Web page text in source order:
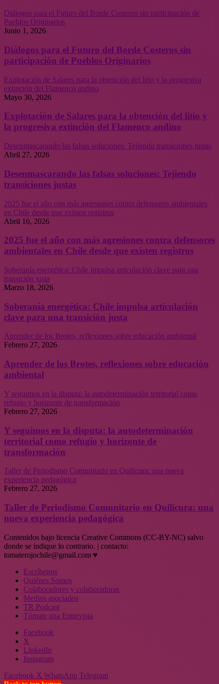
Diálogos para el Futuro del Borde Costeros sin participación de
Pueblos Originarios
Junio 1, 2026
Diálogos para el Futuro del Borde Costeros sin
participación de Pueblos Originarios
Explotación de Salares para la obtención del litio y la progresiva
extinción del Flamenco andino
Mayo 30, 2026
Explotación de Salares para la obtención del litio y
la progresiva extinción del Flamenco andino
Desenmascarando las falsas soluciones: Tejiendo transiciones justas
Abril 27, 2026
Desenmascarando las falsas soluciones: Tejiendo
transiciones justas
2025 fue el año con más agresiones contra defensores ambientales
en Chile desde que existen registros
Abril 16, 2026
2025 fue el año con más agresiones contra defensores
ambientales en Chile desde que existen registros
Soberanía energética: Chile impulsa articulación clave para una
transición justa
Marzo 18, 2026
Soberanía energética: Chile impulsa articulación
clave para una transición justa
Aprender de los Brotes, reflexiones sobre educación ambiental
Febrero 27, 2026
Aprender de los Brotes, reflexiones sobre educación
ambiental
Y seguimos en la disputa: la autodeterminación territorial como
refugio y horizonte de transformación
Febrero 27, 2026
Y seguimos en la disputa: la autodeterminación
territorial como refugio y horizonte de
transformación
Taller de Periodismo Comunitario en Quilicura: una nueva
experiencia pedagógica
Febrero 27, 2026
Taller de Periodismo Comunitario en Quilicura: una
nueva experiencia pedagógica
Contenidos bajo licencia Creative Commons (CC-BY-NC) salvo
donde se indique lo contrario. | contacto:
tomaterojochile@gmail.com ♥
Escríbenos
Quiénes Somos
Colaboradores y colaboradoras
Medios asociados
TR Podcast
Tómate una Entrevista
Facebook
X
LinkedIn
Instagram
Facebook X WhatsApp Telegram